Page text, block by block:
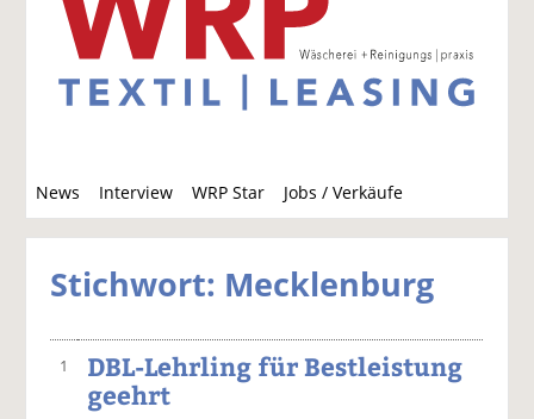
News Interview WRP Star Jobs / Verkäufe
u
c
Stichwort: Mecklenburg
1
DBL-Lehrling für Bestleistung
geehrt